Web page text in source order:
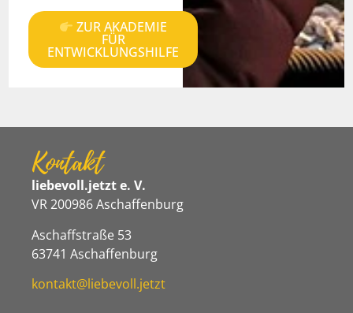
ZUR AKADEMIE
FÜR
ENTWICKLUNGSHILFE
Kontakt
liebevoll.jetzt e. V.
VR 200986 Aschaffenburg
Aschaffstraße 53
63741 Aschaffenburg
kontakt@liebevoll.jetzt